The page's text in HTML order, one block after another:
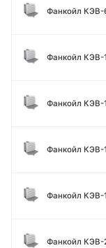
Фанкойл
Фанкойл
Фанкойл
Фанкойл
Фанкойл
Фанкойл